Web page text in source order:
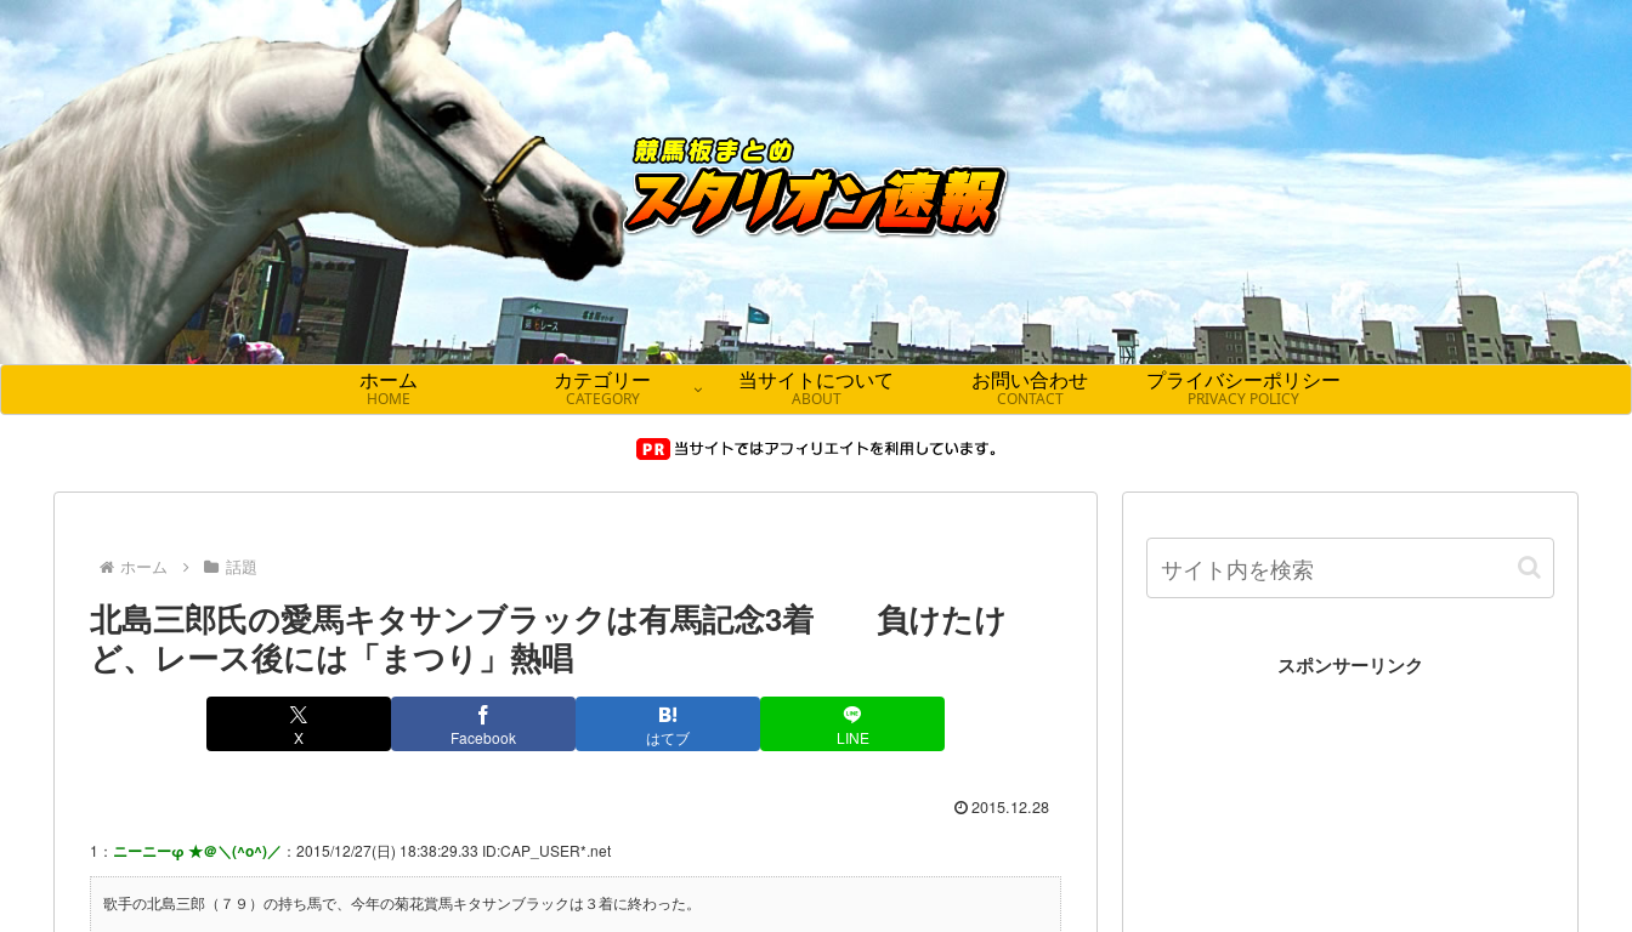
ホーム
HOME
カテゴリー
CATEGORY
当サイトについて
ABOUT
お問い合わせ
CONTACT
プライバシーポリシー
PRIVACY POLICY
ホーム 話題
北島三郎氏の愛馬キタサンブラックは有馬記念3着 負けたけ
ど、レース後には「まつり」熱唱
X Facebook はてブ LINE
2015.12.28
1： ニーニーφ ★＠＼(^o^)／ ：2015/12/27(日) 18:38:29.33 ID:CAP_USER*.net
歌手の北島三郎（７９）の持ち馬で、今年の菊花賞馬キタサンブラックは３着に終わった。
スポンサーリンク